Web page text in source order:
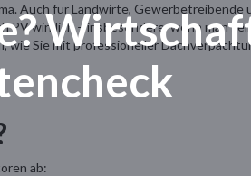
Auch für Landwirte,
wirklich – insbesondere, wenn man
Sie mit professioneller
ab: